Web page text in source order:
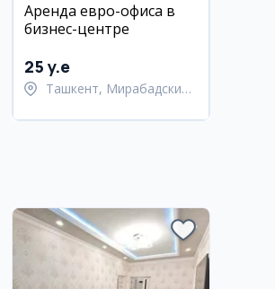
Аренда евро-офиса в
бизнес-центре
25 y.e
Ташкент, Мирабадский